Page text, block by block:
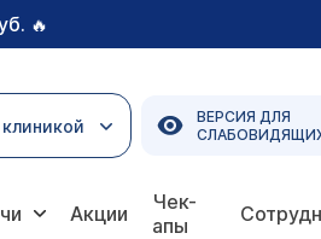
🔥
клиникой
ВЕРСИЯ ДЛЯ
Акции
Чек-
апы